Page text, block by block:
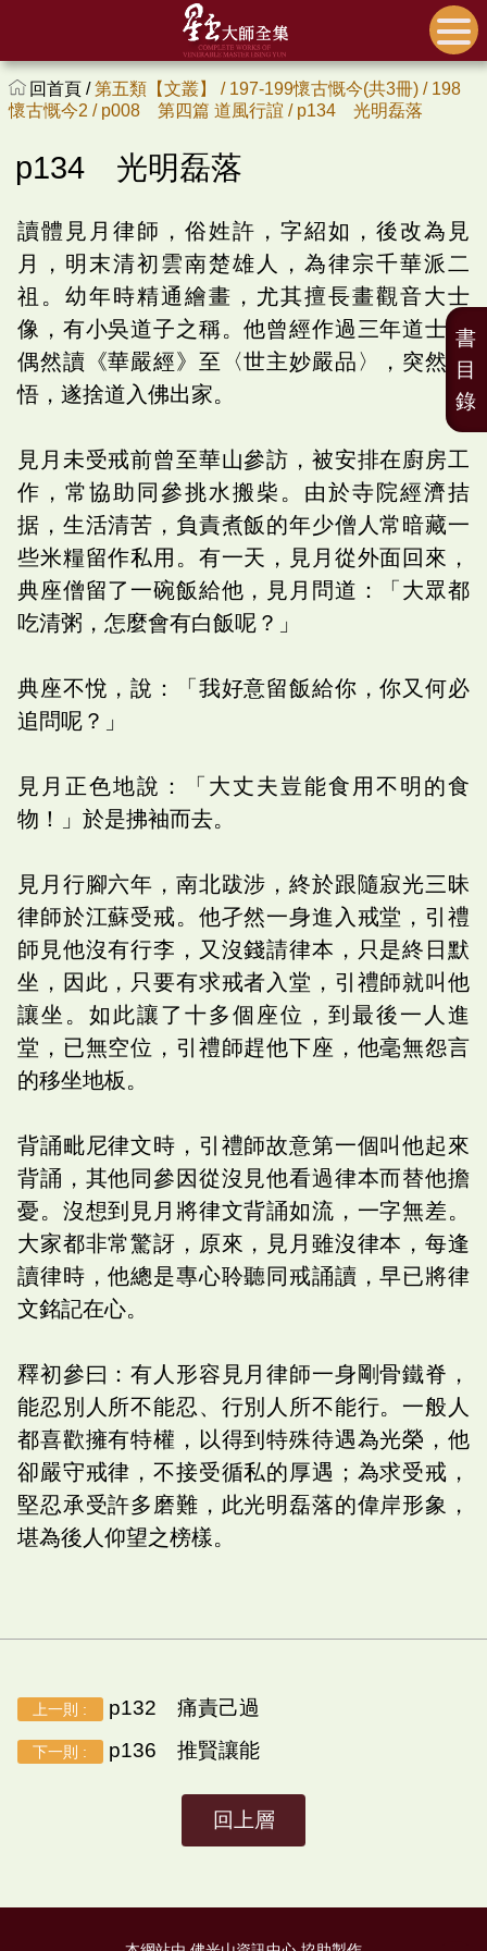
回首頁 /第五類【文叢】 / 197-199懷古慨今(共3冊) / 198
懷古慨今2 / p008 第四篇 道風行誼 / p134 光明磊落
p134 光明磊落
讀體見月律師，俗姓許，字紹如，後改為見
月，明末清初雲南楚雄人，為律宗千華派二
祖。幼年時精通繪畫，尤其擅長畫觀音大士
像，有小吳道子之稱。他曾經作過三年道士，
偶然讀《華嚴經》至〈世主妙嚴品〉，突然省
悟，遂捨道入佛出家。
見月未受戒前曾至華山參訪，被安排在廚房工
作，常協助同參挑水搬柴。由於寺院經濟拮
据，生活清苦，負責煮飯的年少僧人常暗藏一
些米糧留作私用。有一天，見月從外面回來，
典座僧留了一碗飯給他，見月問道：「大眾都
吃清粥，怎麼會有白飯呢？」
典座不悅，說：「我好意留飯給你，你又何必
追問呢？」
見月正色地說：「大丈夫豈能食用不明的食
物！」於是拂袖而去。
見月行腳六年，南北跋涉，終於跟隨寂光三昧
律師於江蘇受戒。他孑然一身進入戒堂，引禮
師見他沒有行李，又沒錢請律本，只是終日默
坐，因此，只要有求戒者入堂，引禮師就叫他
讓坐。如此讓了十多個座位，到最後一人進
堂，已無空位，引禮師趕他下座，他毫無怨言
的移坐地板。
背誦毗尼律文時，引禮師故意第一個叫他起來
背誦，其他同參因從沒見他看過律本而替他擔
憂。沒想到見月將律文背誦如流，一字無差。
大家都非常驚訝，原來，見月雖沒律本，每逢
讀律時，他總是專心聆聽同戒誦讀，早已將律
文銘記在心。
釋初參曰：有人形容見月律師一身剛骨鐵脊，
能忍別人所不能忍、行別人所不能行。一般人
都喜歡擁有特權，以得到特殊待遇為光榮，他
卻嚴守戒律，不接受循私的厚遇；為求受戒，
堅忍承受許多磨難，此光明磊落的偉岸形象，
堪為後人仰望之榜樣。
上一則 : p132 痛責己過
下一則 : p136 推賢讓能
回上層
書
目
錄